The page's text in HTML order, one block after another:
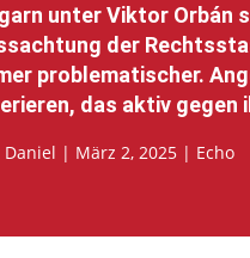
unter Viktor Orbán
der
problematischer.
das aktiv gegen
Daniel | März 2, 2025 | Echo